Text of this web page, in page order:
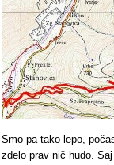
Smo pa tako lepo,
zdelo prav nič hudo.